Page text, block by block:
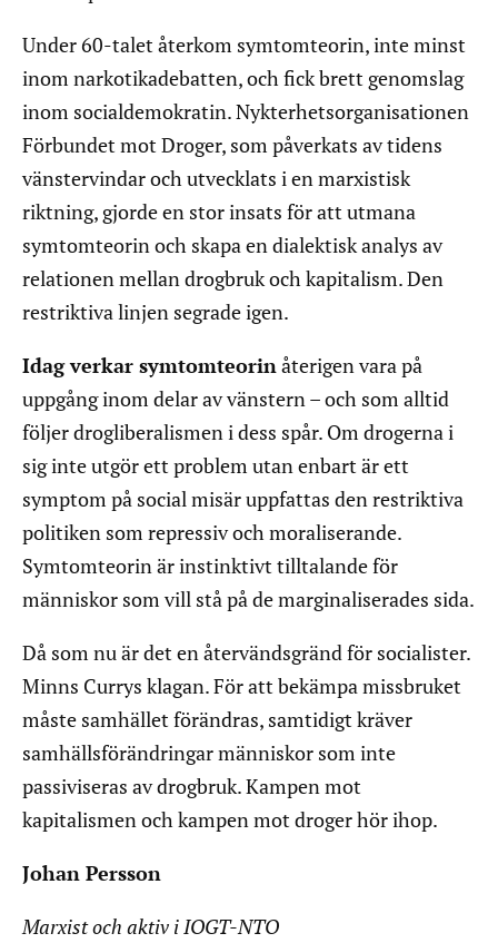
Under 60-talet återkom symtomteorin, inte minst
inom narkotikadebatten, och fick brett genomslag
inom socialdemokratin. Nykterhetsorganisationen
Förbundet mot Droger, som påverkats av tidens
vänstervindar och utvecklats i en marxistisk
riktning, gjorde en stor insats för att utmana
symtomteorin och skapa en dialektisk analys av
relationen mellan drogbruk och kapitalism. Den
restriktiva linjen segrade igen.
Idag verkar symtomteorinåterigen vara på
uppgång inom delar av vänstern – och som alltid
följer drogliberalismen i dess spår. Om drogerna i
sig inte utgör ett problem utan enbart är ett
symptom på social misär uppfattas den restriktiva
politiken som repressiv och moraliserande.
Symtomteorin är instinktivt tilltalande för
människor som vill stå på de marginaliserades sida.
Då som nu är det en återvändsgränd för socialister.
Minns Currys klagan. För att bekämpa missbruket
måste samhället förändras, samtidigt kräver
samhällsförändringar människor som inte
passiviseras av drogbruk. Kampen mot
kapitalismen och kampen mot droger hör ihop.
Johan Persson
Marxist och aktiv i IOGT-NTO